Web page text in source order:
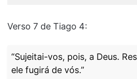
Verso 7 de Tiago 4:
“Sujeitai-vos, pois, a Deus.
ele fugirá de vós.”